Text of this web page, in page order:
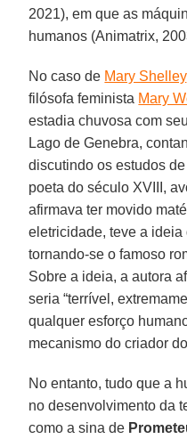
2021), em que as
humanos (Animatrix,
No caso de Mary Shelley
filósofa feminista Mary
estadia chuvosa com
Lago de Genebra,
discutindo os estudos de
poeta do século XVIII,
afirmava ter movido
eletricidade, teve a
tornando-se o famoso
Sobre a ideia, a autora
seria “terrível,
qualquer esforço
mecanismo do criador
No entanto, tudo que a
no desenvolvimento da
como a sina de